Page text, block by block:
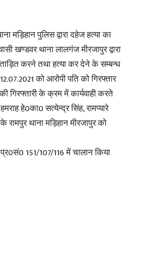
in
Hindi,
मड़िहान पुलिस द्वारा दहेज हत्या का
खण्डवर थाना लालगंज मीरजापुर द्वारा
करने तथा हत्या कर देने के सम्बन्ध
को आरोपी पति को गिरफ्तार
के क्रम में कार्यवाही करते
हे0का0 सत्येन्द्र सिंह, रामप्यारे
रामपुर थाना मड़िहान मीरजापुर को
151/107/116 में चालान किया